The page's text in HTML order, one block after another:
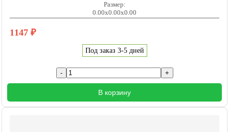
Размер:
0.00x0.00x0.00
1147 ₽
Под заказ 3-5 дней
В корзину